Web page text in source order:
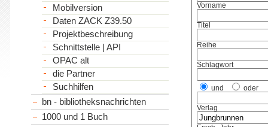
Vorname
Titel
Reihe
Schlagwort
und oder
Verlag
Mobilversion
Daten ZACK Z39.50
Projektbeschreibung
Schnittstelle | API
OPAC alt
die Partner
Suchhilfen
bn - bibliotheksnachrichten
1000 und 1 Buch